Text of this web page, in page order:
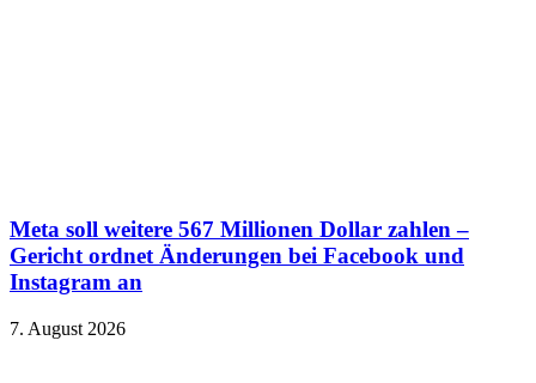
Meta soll weitere 567 Millionen Dollar zahlen –
Gericht ordnet Änderungen bei Facebook und
Instagram an
7. August 2026